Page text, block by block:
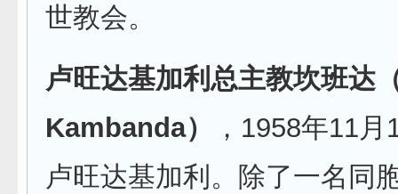
世教会。
卢旺达基加利总主教坎班达
Kambanda）
，1958年11
卢旺达基加利。除了一名同